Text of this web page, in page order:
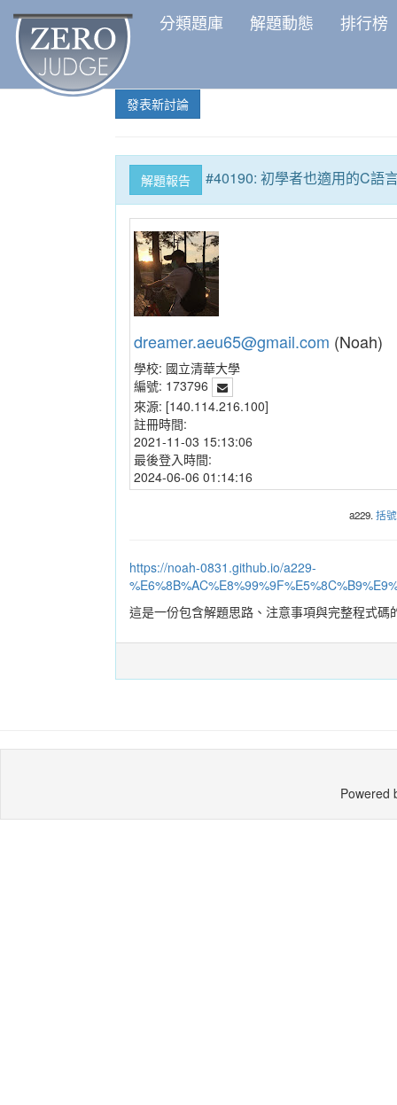
分類題庫 解題動態 排行榜
發表新討論
解題報告 #40190: 初學者也適用的C語
dreamer.aeu65@gmail.com (Noah)
學校: 國立清華大學
編號: 173796
來源: [140.114.216.100]
註冊時間:
2021-11-03 15:13:06
最後登入時間:
2024-06-06 01:14:16
a229.括
https://noah-0831.github.io/a229-
這是一份包含解題思路、注意事項與完整程式
Powered